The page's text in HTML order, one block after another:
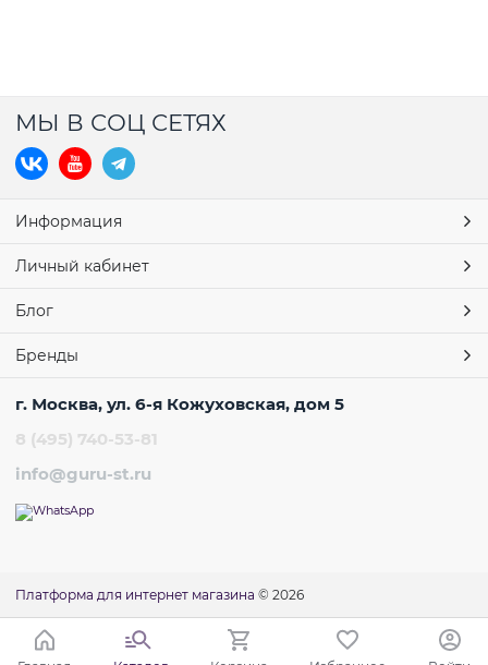
МЫ В СОЦ СЕТЯХ
Информация
Личный кабинет
Блог
Бренды
г. Москва, ул. 6-я Кожуховская, дом 5
8 (495) 740-53-81
info@guru-st.ru
Платформа для интернет магазина © 2026